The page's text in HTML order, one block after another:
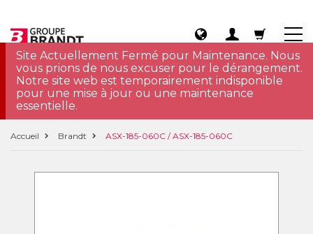
Site Actuellement Fermé pour Maintenance. Nous
vous prions de nous excuser pour le dérangement.
Notre site web est temporairement indisponible
pour une mise à jour ou une maintenance
essentielle.
Accueil Brandt ASX-185-060C / ASX-185-060C